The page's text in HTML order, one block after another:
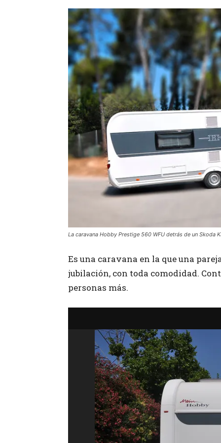
La caravana Hobby Prestige 560 WFU detrás de un Skoda
Es una caravana en la que una
jubilación, con toda comodidad.
personas más.